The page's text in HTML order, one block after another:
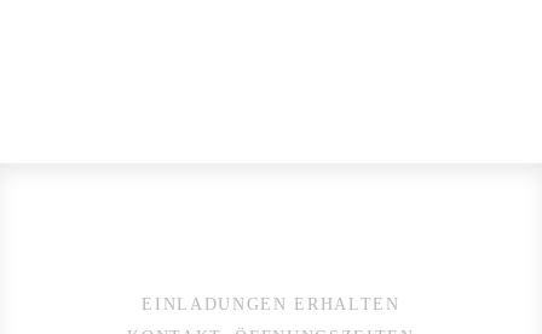
EINLADUNGEN ERHALTEN